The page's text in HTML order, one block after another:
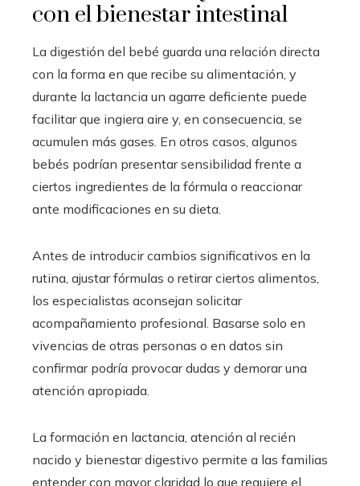
con el bienestar intestinal
La digestión del bebé guarda una relación directa
con la forma en que recibe su alimentación, y
durante la lactancia un agarre deficiente puede
facilitar que ingiera aire y, en consecuencia, se
acumulen más gases. En otros casos, algunos
bebés podrían presentar sensibilidad frente a
ciertos ingredientes de la fórmula o reaccionar
ante modificaciones en su dieta.
Antes de introducir cambios significativos en la
rutina, ajustar fórmulas o retirar ciertos alimentos,
los especialistas aconsejan solicitar
acompañamiento profesional. Basarse solo en
vivencias de otras personas o en datos sin
confirmar podría provocar dudas y demorar una
atención apropiada.
La formación en lactancia, atención al recién
nacido y bienestar digestivo permite a las familias
entender con mayor claridad lo que requiere el